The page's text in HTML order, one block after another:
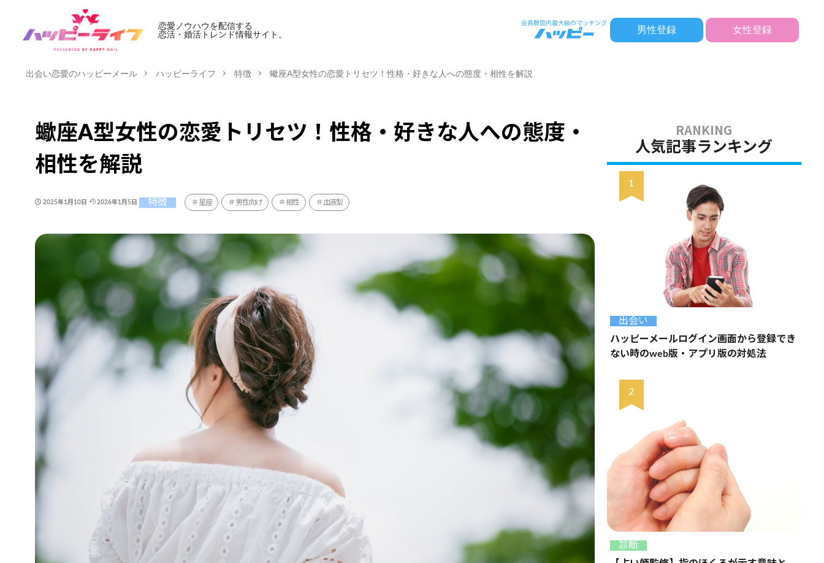
恋愛ノウハウを配信する
恋活・婚活トレンド情報サイト。
男性登録 女性登録
出会い恋愛のハッピーメール ハッピーライフ 特徴 蠍座A型女性の恋愛トリセツ！性格・好きな人への態度・相性を解説
蠍座A型女性の恋愛トリセツ！性格・好きな人への態度・
相性を解説
2025年1月10日 2026年1月5日 特徴 星座 男性向け 相性 血液型
人気記事ランキング
出会い
ハッピーメールログイン画面から登録でき
ない時のweb版・アプリ版の対処法
診断